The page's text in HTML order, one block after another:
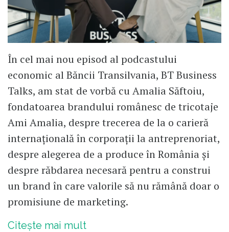
În cel mai nou episod al podcastului
economic al Băncii Transilvania, BT Business
Talks, am stat de vorbă cu Amalia Săftoiu,
fondatoarea brandului românesc de tricotaje
Ami Amalia, despre trecerea de la o carieră
internațională în corporații la antreprenoriat,
despre alegerea de a produce în România și
despre răbdarea necesară pentru a construi
un brand în care valorile să nu rămână doar o
promisiune de marketing.
Citește mai mult